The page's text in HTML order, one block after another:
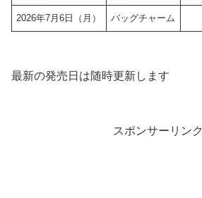
2026年7月6日（月） バッグチャーム
最新の発売日は随時更新します
スポンサーリンク